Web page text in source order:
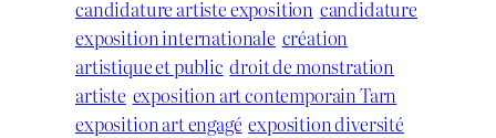
candidature artiste exposition candidature
exposition internationale création
artistique et public droit de monstration
artiste exposition art contemporain Tarn
exposition art engagé exposition diversité